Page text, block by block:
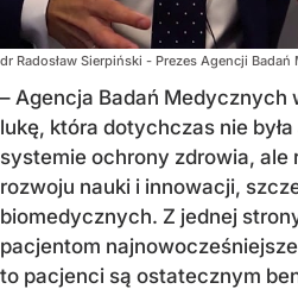
dr Radosław Sierpiński - Prezes Agencji Badań
– Agencja Badań Medycznych
lukę, która dotychczas nie
systemie ochrony zdrowia, ale
rozwoju nauki i innowacji,
biomedycznych. Z jednej
pacjentom
to pacjenci są ostatecznym